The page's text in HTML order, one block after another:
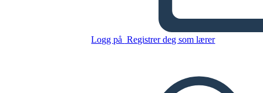
Logg på Registrer deg som lærer
Ballongdekorasjonsplakat